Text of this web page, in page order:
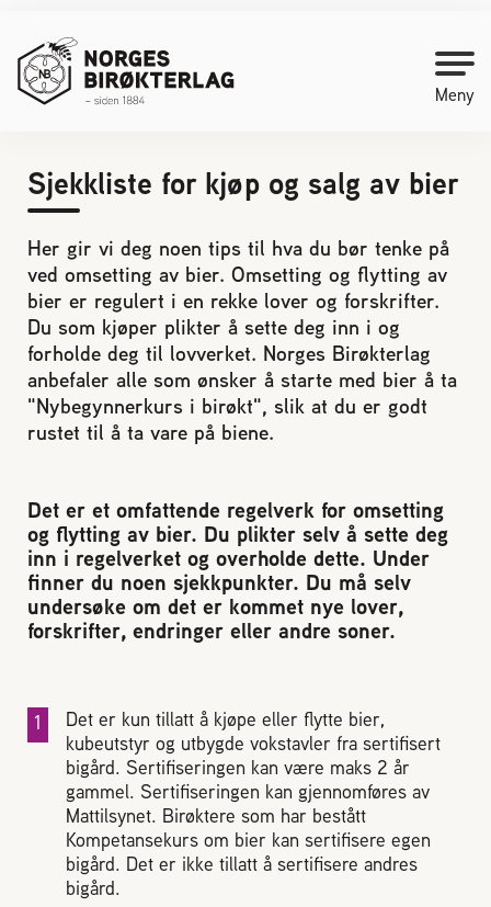
Meny
Kontakt oss
Bli medlem
Starte med birøkt
Medlemssider
Reaksjon på bistikk
Om Norges Birøkterlag
Nyheter
Aktivitetskalender
Sjekkliste for kjøp og salg av bier
Her gir vi deg noen tips til hva du bør tenke på
ved omsetting av bier. Omsetting og flytting av
bier er regulert i en rekke lover og forskrifter.
Du som kjøper plikter å sette deg inn i og
forholde deg til lovverket. Norges Birøkterlag
anbefaler alle som ønsker å starte med bier å ta
"Nybegynnerkurs i birøkt", slik at du er godt
rustet til å ta vare på biene.
Det er et omfattende regelverk for omsetting
og flytting av bier. Du plikter selv å sette deg
inn i regelverket og overholde dette. Under
finner du noen sjekkpunkter. Du må selv
undersøke om det er kommet nye lover,
forskrifter, endringer eller andre soner.
Det er kun tillatt å kjøpe eller flytte bier,
kubeutstyr og utbygde vokstavler fra sertifisert
bigård. Sertifiseringen kan være maks 2 år
gammel. Sertifiseringen kan gjennomføres av
Mattilsynet. Birøktere som har bestått
Kompetansekurs om bier kan sertifisere egen
bigård. Det er ikke tillatt å sertifisere andres
bigård.